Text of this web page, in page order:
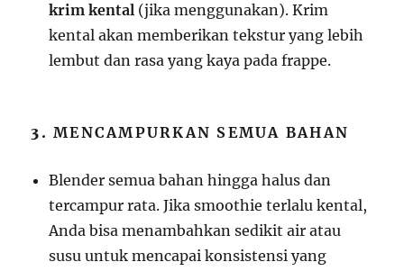
krim kental (jika menggunakan). Krim
kental akan memberikan tekstur yang lebih
lembut dan rasa yang kaya pada frappe.
3.MENCAMPURKAN SEMUA BAHAN
Blender semua bahan hingga halus dan
tercampur rata. Jika smoothie terlalu kental,
Anda bisa menambahkan sedikit air atau
susu untuk mencapai konsistensi yang